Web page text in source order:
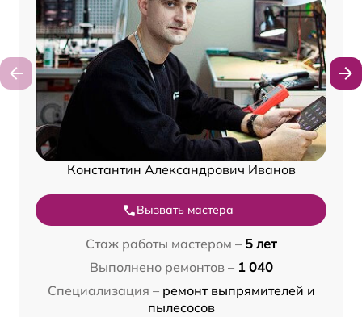
Константин Александрович Иванов
Вызвать мастера
Стаж работы мастером – 5 лет
Выполнено ремонтов – 1 040
Специализация – ремонт выпрямителей и
пылесосов